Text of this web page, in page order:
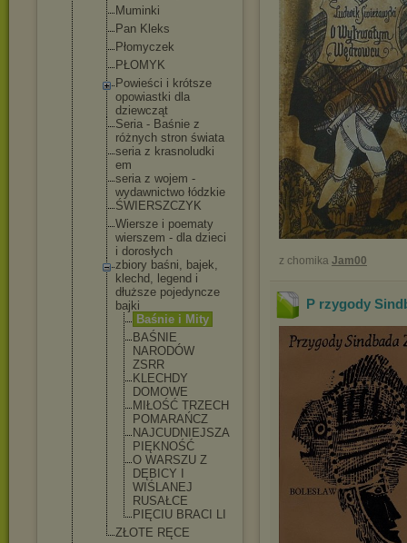
Muminki
Pan Kleks
Płomyczek
PŁOMYK
Powieści i krótsze
opowiastki dla
dziewcząt
Seria - Baśnie z
różnych stron świata
seria z krasnoludki
em
seria z wojem -
wydawnictwo łódzkie
ŚWIERSZCZYK
Wiersze i poematy
wierszem - dla dzieci
i dorosłych
zbiory baśni, bajek,
klechd, legend i
dłuższe pojedyncze
bajki
Baśnie i Mity
BAŚNIE
NARODÓW
ZSRR
KLECHDY
DOMOWE
MIŁOŚĆ TRZECH
POMARAŃCZ
NAJCUDNI EJSZA
PIĘKNOŚĆ
O WARSZU Z
DĘBICY I
WIŚLANEJ
RUSAŁCE
PIĘCIU BRACI LI
ZŁOTE RĘCE
z chomika Jam00
P rzygody